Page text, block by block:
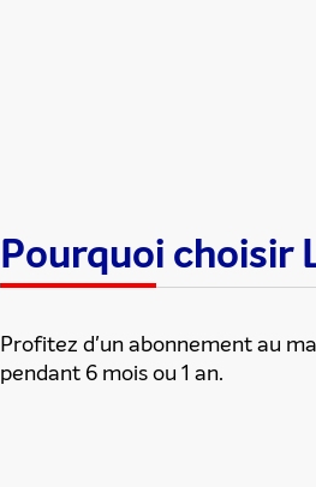
Pourquoi choisir
Profitez d'un abonnement au
pendant 6 mois ou 1 an.